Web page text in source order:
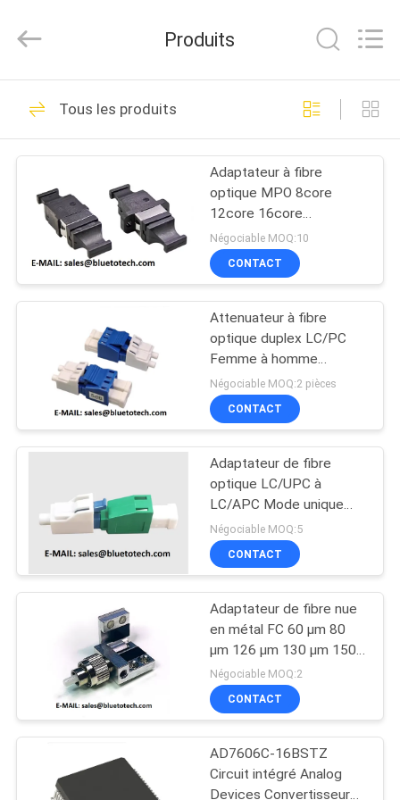
MAISON
PRODUITS
SUJET
NOUS
VISITE
D'USINE
CONTRÔLE
QUALITÉ
CONTACTEZ-
NOUS
NOUVELLES
DEMANDEZ
UNE
CITATION
Electronics&Communication
Rights
Cordon à fibre
163
module optique
d'émetteur-
récepteur
113
circuit intégré
Fibre optique Pigtail
Produits
Tous les produits
Adaptateur à fibre
optique MPO 8core
12core 16core
Adaptateur à fibre
optique MPO
8/12/16core
Négociable MOQ:10
CONTACT
Attenuateur à fibre
optique duplex LC/PC
Femme à homme
Attenuateur à fibre
optique duplex LC/UPC
Femme à homme
Négociable MOQ:2 pièces
CONTACT
Adaptateur de fibre
optique LC/UPC à
LC/APC Mode unique
Simplex LC/APC-
LC/UPC Adaptateur de
fibre optique SM SX
Négociable MOQ:5
CONTACT
Adaptateur de fibre nue
en métal FC 60 μm 80
μm 126 μm 130 μm 150
μm 230 μm 250 μm 300
μm 400 μm 440 μm
Négociable MOQ:2
CONTACT
AD7606C-16BSTZ
Circuit intégré Analog
Devices Convertisseur